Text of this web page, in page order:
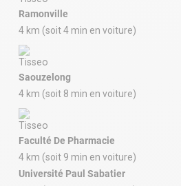
Ramonville
4 km (soit 4 min en voiture)
Saouzelong
4 km (soit 8 min en voiture)
Faculté De Pharmacie
4 km (soit 9 min en voiture)
Université Paul Sabatier